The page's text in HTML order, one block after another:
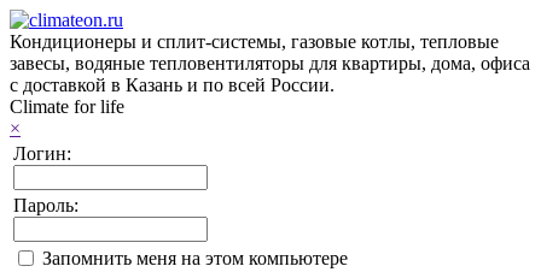
Кондиционеры и сплит-системы, газовые котлы, тепловые
завесы, водяные тепловентиляторы для квартиры, дома, офиса
с доставкой в Казань и по всей России.
Climate for life
×
Логин:
Пароль:
Запомнить меня на этом компьютере